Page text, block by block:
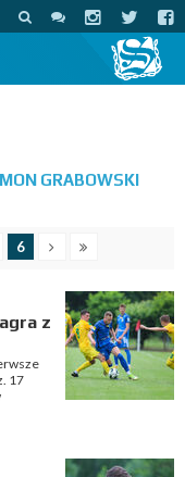
GRABOWSKI
6
z
17